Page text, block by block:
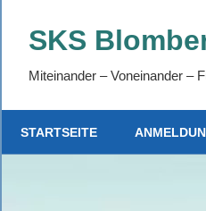
InhaltSKS
Miteinander – Voneinander –
STARTSEITE